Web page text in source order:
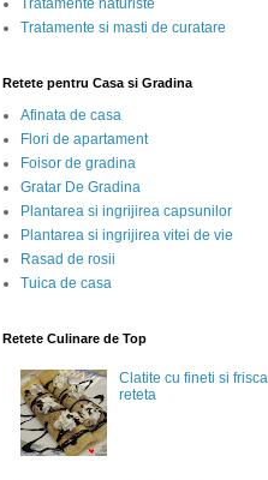
Tratamente naturiste
Tratamente si masti de curatare
Retete pentru Casa si Gradina
Afinata de casa
Flori de apartament
Foisor de gradina
Gratar De Gradina
Plantarea si ingrijirea capsunilor
Plantarea si ingrijirea vitei de vie
Rasad de rosii
Tuica de casa
Retete Culinare de Top
Clatite cu fineti si frisca
reteta